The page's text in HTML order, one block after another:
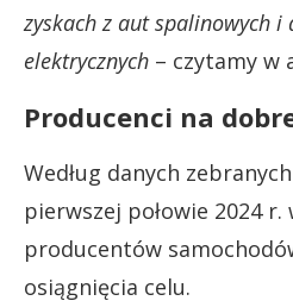
zyskach z aut spalinowych i
elektrycznych – czytamy w
Producenci na
Według danych
pierwszej połowie 2024 r.
producentów
osiągnięcia celu.